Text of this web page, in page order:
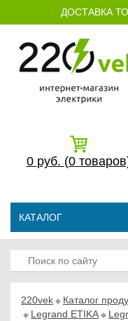
ДОСТАВКА
0 руб. (0
КАТАЛОГ
220vek Каталог
Legrand ETIKA